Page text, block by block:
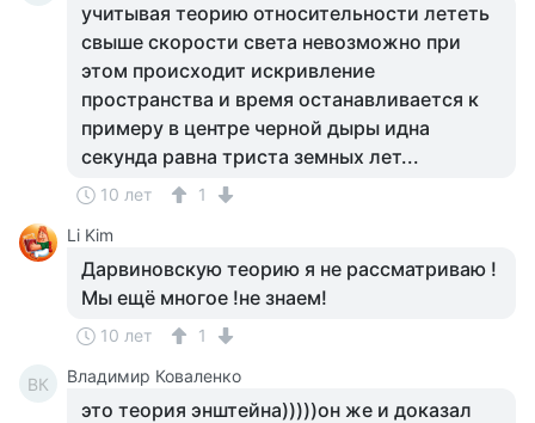
учитывая теорию относительности лететь
свыше скорости света невозможно при
этом происходит искривление
пространства и время останавливается к
примеру в центре черной дыры идна
секунда равна триста земных лет...
10 лет
1
Li Kim
Дарвиновскую теорию я не рассматриваю !
Мы ещё многое !не знаем!
10 лет 1
ВК Владимир Коваленко
это теория энштейна)))))он же и доказал